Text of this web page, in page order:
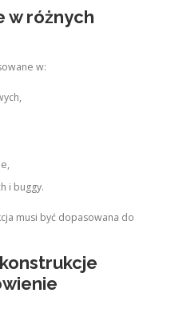
w różnych
w:
i buggy.
musi być dopasowana do